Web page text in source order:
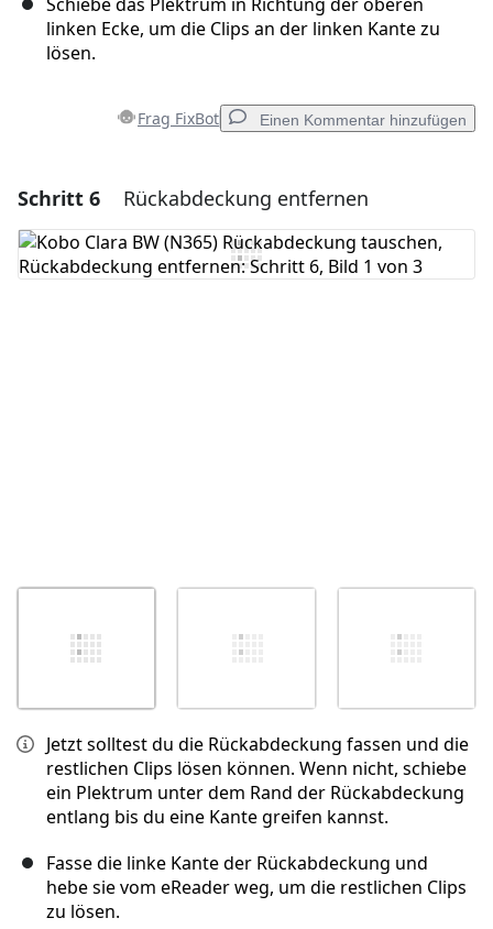
linken Ecke, um die Clips an der linken Kante zu
lösen.
Frag FixBot Einen Kommentar hinzufügen
Einen Kommentar hinzufügen
Kommentar hinzufügen
Schritt 6 Rückabdeckung entfernen
Jetzt solltest du die Rückabdeckung fassen und die
restlichen Clips lösen können. Wenn nicht, schiebe
ein Plektrum unter dem Rand der Rückabdeckung
entlang bis du eine Kante greifen kannst.
Fasse die linke Kante der Rückabdeckung und
hebe sie vom eReader weg, um die restlichen Clips
zu lösen.